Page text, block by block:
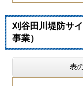
刈谷田川堤防サ
事業）
表